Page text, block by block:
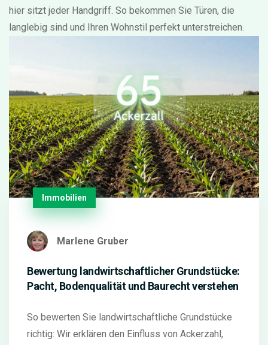
hier sitzt jeder Handgriff. So bekommen Sie Türen, die
langlebig sind und Ihren Wohnstil perfekt unterstreichen.
Immobilien
Marlene Gruber
Bewertung landwirtschaftlicher Grundstücke:
Pacht, Bodenqualität und Baurecht verstehen
So bewerten Sie landwirtschaftliche Grundstücke
richtig: Wir erklären den Einfluss von Ackerzahl,